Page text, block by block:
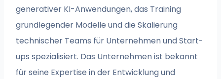
generativer KI-Anwendungen, das Training
grundlegender Modelle und die Skalierung
technischer Teams für Unternehmen und Start-
ups spezialisiert. Das Unternehmen ist bekannt
für seine Expertise in der Entwicklung und